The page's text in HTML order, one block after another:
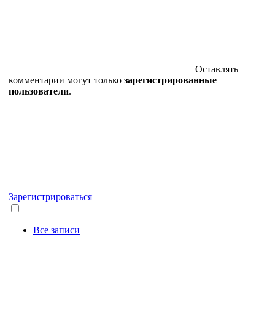
Оставлять
комментарии могут только зарегистрированные
пользователи.
Зарегистрироваться
Все записи